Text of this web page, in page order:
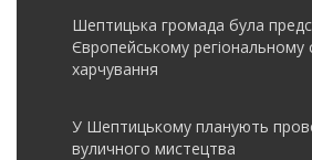
Шептицька громада була
Європейському регіональному
харчування
У Шептицькому планують
вуличного мистецтва